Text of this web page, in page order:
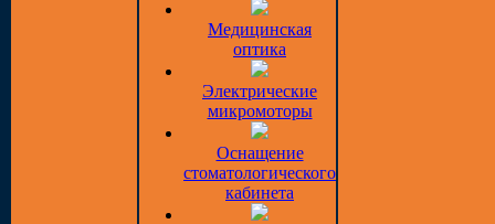
Медицинская
оптика
Электрические
микромоторы
Оснащение
стоматологического
кабинета